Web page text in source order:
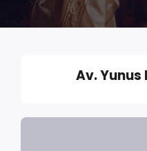
Av. Yunus